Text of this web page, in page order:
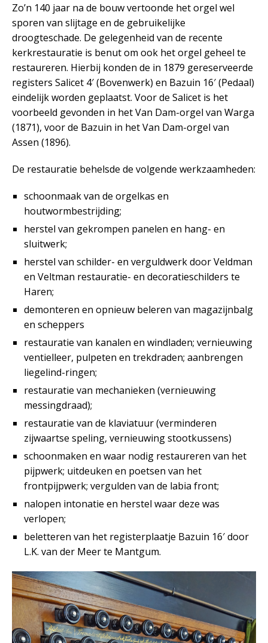
Zo’n 140 jaar na de bouw vertoonde het orgel wel
sporen van slijtage en de gebruikelijke
droogteschade. De gelegenheid van de recente
kerkrestauratie is benut om ook het orgel geheel te
restaureren. Hierbij konden de in 1879 gereserveerde
registers Salicet 4′ (Bovenwerk) en Bazuin 16′ (Pedaal)
eindelijk worden geplaatst. Voor de Salicet is het
voorbeeld gevonden in het Van Dam-orgel van Warga
(1871), voor de Bazuin in het Van Dam-orgel van
Assen (1896).
De restauratie behelsde de volgende werkzaamheden:
schoonmaak van de orgelkas en
houtwormbestrijding;
herstel van gekrompen panelen en hang- en
sluitwerk;
herstel van schilder- en verguldwerk door Veldman
en Veltman restauratie- en decoratieschilders te
Haren;
demonteren en opnieuw beleren van magazijnbalg
en scheppers
restauratie van kanalen en windladen; vernieuwing
ventielleer, pulpeten en trekdraden; aanbrengen
liegelind-ringen;
restauratie van mechanieken (vernieuwing
messingdraad);
restauratie van de klaviatuur (verminderen
zijwaartse speling, vernieuwing stootkussens)
schoonmaken en waar nodig restaureren van het
pijpwerk; uitdeuken en poetsen van het
frontpijpwerk; vergulden van de labia front;
nalopen intonatie en herstel waar deze was
verlopen;
beletteren van het registerplaatje Bazuin 16′ door
L.K. van der Meer te Mantgum.